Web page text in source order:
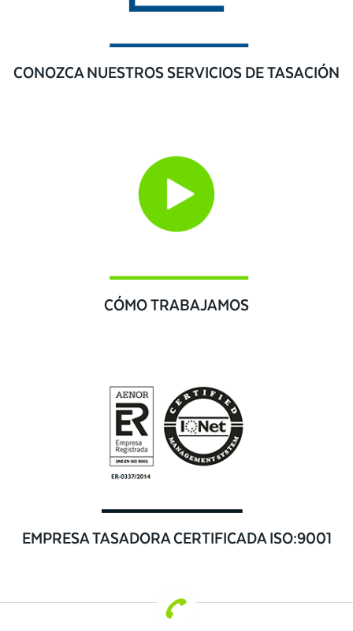
CONOZCA NUESTROS SERVICIOS DE TASACIÓN
CÓMO TRABAJAMOS
EMPRESA TASADORA CERTIFICADA ISO:9001